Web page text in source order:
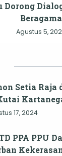
Dorong
Beragama
Agustus 5,
Setia Raja
17, 2024
PPA PPU